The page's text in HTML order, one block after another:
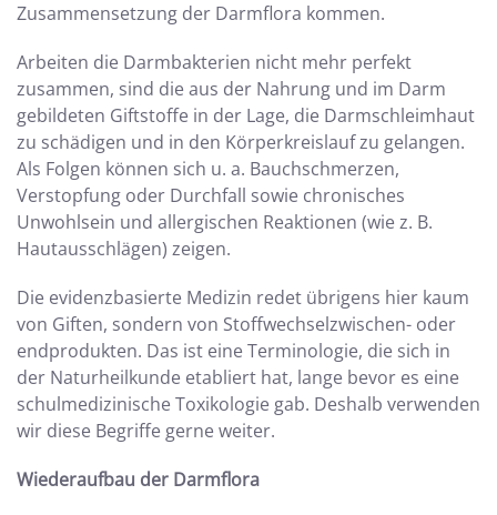
Zusammensetzung der Darmflora kommen.
Arbeiten die Darmbakterien nicht mehr perfekt
zusammen, sind die aus der Nahrung und im Darm
gebildeten Giftstoffe in der Lage, die Darmschleimhaut
zu schädigen und in den Körperkreislauf zu gelangen.
Als Folgen können sich u. a. Bauchschmerzen,
Verstopfung oder Durchfall sowie chronisches
Unwohlsein und allergischen Reaktionen (wie z. B.
Hautausschlägen) zeigen.
Die evidenzbasierte Medizin redet übrigens hier kaum
von Giften, sondern von Stoffwechselzwischen- oder
endprodukten. Das ist eine Terminologie, die sich in
der Naturheilkunde etabliert hat, lange bevor es eine
schulmedizinische Toxikologie gab. Deshalb verwenden
wir diese Begriffe gerne weiter.
Wiederaufbau der Darmflora